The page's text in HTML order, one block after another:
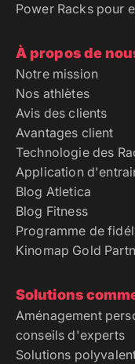
Power Racks pour
À propos de
Notre mission
Nos athlètes
Avis des clients
Avantages client
Technologie des
Application
Blog Atletica
Blog Fitness
Programme de
Kinomap Gold
Solutions
Aménagement
conseils d'experts
Solutions